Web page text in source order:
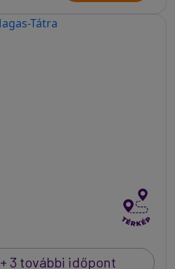
+ 3 további időpont